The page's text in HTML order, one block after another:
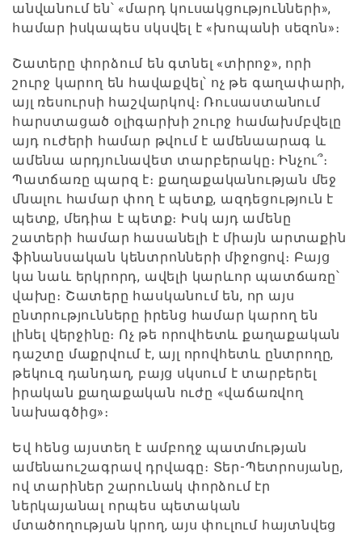
անվանում են՝ «մարդ կուսակցությունների»,
համար իսկապես սկսվել է «խոպանի սեզոն»։
Շատերը փորձում են գտնել «տիրոջ», որի
շուրջ կարող են հավաքվել՝ ոչ թե գաղափարի,
այլ ռեսուրսի հաշվարկով։ Ռուսաստանում
հարստացած օլիգարխի շուրջ համախմբվելը
այդ ուժերի համար թվում է ամենաարագ և
ամենա արդյունավետ տարբերակը։ Ինչու՞։
Պատճառը պարզ է։ քաղաքականության մեջ
մնալու համար փող է պետք, ազդեցություն է
պետք, մեդիա է պետք։ Իսկ այդ ամենը
շատերի համար հասանելի է միայն արտաքին
ֆինանսական կենտրոնների միջոցով։ Բայց
կա նաև երկրորդ, ավելի կարևոր պատճառը՝
վախը։ Շատերը հասկանում են, որ այս
ընտրությունները իրենց համար կարող են
լինել վերջինը։ Ոչ թե որովհետև քաղաքական
դաշտը մաքրվում է, այլ որովհետև ընտրողը,
թեկուզ դանդաղ, բայց սկսում է տարբերել
իրական քաղաքական ուժը «վաճառվող
նախագծից»։
Եվ հենց այստեղ է ամբողջ պատմության
ամենաուշագրավ դրվագը։ Տեր-Պետրոսյանը,
ով տարիներ շարունակ փորձում էր
ներկայանալ որպես պետական
մտածողության կրող, այս փուլում հայտնվեց